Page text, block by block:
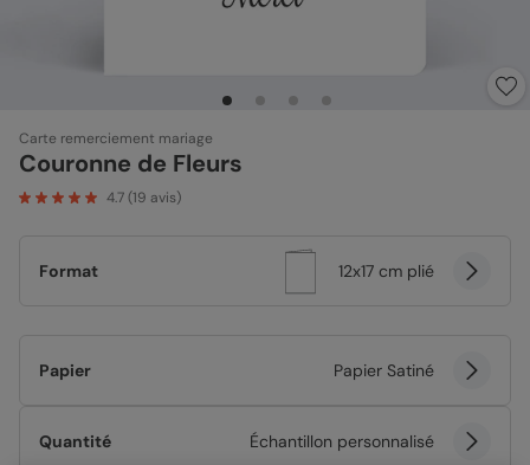
Carte remerciement mariage
Couronne de Fleurs
4.7(19 avis)
Format 12x17 cm plié
Papier Papier Satiné
Quantité Échantillon personnalisé